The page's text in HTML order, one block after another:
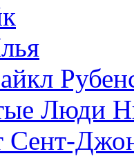
Люди
Сент-